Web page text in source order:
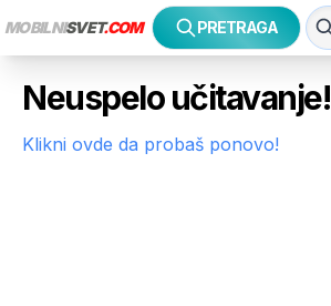
MOBILNISVET.COM PRETRAGA
Neuspelo učitavanje!
Klikni ovde da probaš ponovo!